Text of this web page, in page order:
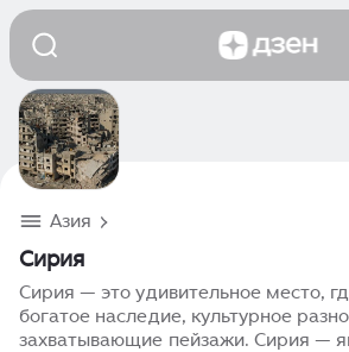
Азия
Сирия
Сирия — это удивительное место,
богатое наследие, культурное
захватывающие пейзажи. Сирия —